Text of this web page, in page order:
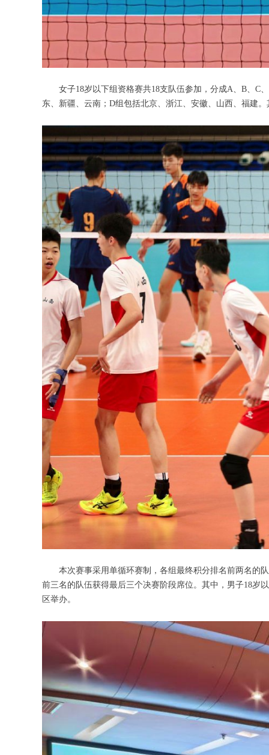
女子18岁以下组资格赛共18支队伍参加，分成A、B、C、
东、新疆、云南；D组包括北京、浙江、安徽、山西、福建
本次赛事采用单循环赛制，各组最终积分排名前两名的队
前三名的队伍获得最后三个决赛阶段席位。其中，男子18岁
区举办。